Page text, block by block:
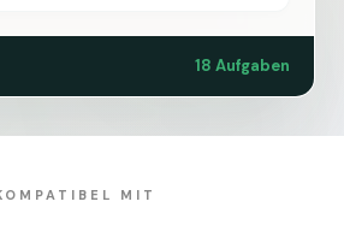
18 Aufgaben
MIT